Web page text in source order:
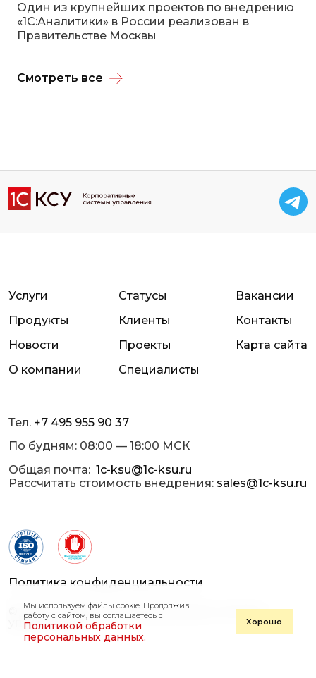
Один из крупнейших проектов по внедрению
«1С:Аналитики» в России реализован в
Правительстве Москвы
Смотреть все
Тел. +7 495 955 90 37
По будням: 08:00 — 18:00 МСК
Общая почта: 1c-ksu@1c-ksu.ru
Рассчитать стоимость внедрения: sales@1c-ksu.ru
Услуги
Продукты
Новости
О компании
Статусы
Клиенты
Проекты
Специалисты
Вакансии
Контакты
Карта сайта
© 2013 — 2026 «1С-Корпоративные системы
управления»
Политика конфиденциальности
Мы используем файлы cookie. Продолжив
работу с сайтом, вы соглашаетесь с
Политикой обработки
персональных данных.
Хорошо